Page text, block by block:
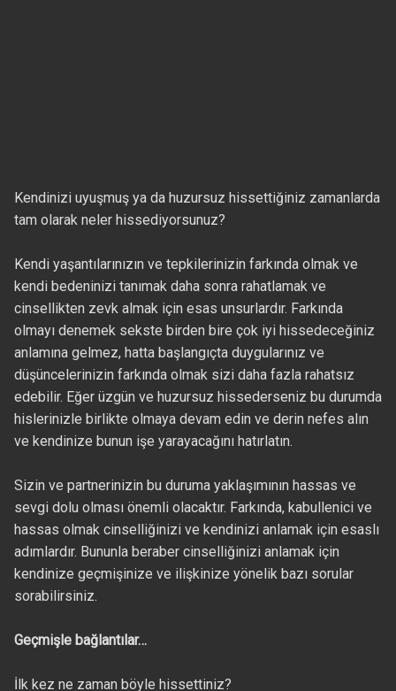
Kendinizi uyuşmuş ya da huzursuz hissettiğiniz zamanlarda
tam olarak neler hissediyorsunuz?
Kendi yaşantılarınızın ve tepkilerinizin farkında olmak ve
kendi bedeninizi tanımak daha sonra rahatlamak ve
cinsellikten zevk almak için esas unsurlardır. Farkında
olmayı denemek sekste birden bire çok iyi hissedeceğiniz
anlamına gelmez, hatta başlangıçta duygularınız ve
düşüncelerinizin farkında olmak sizi daha fazla rahatsız
edebilir. Eğer üzgün ve huzursuz hissederseniz bu durumda
hislerinizle birlikte olmaya devam edin ve derin nefes alın
ve kendinize bunun işe yarayacağını hatırlatın.
Sizin ve partnerinizin bu duruma yaklaşımının hassas ve
sevgi dolu olması önemli olacaktır. Farkında, kabullenici ve
hassas olmak cinselliğinizi ve kendinizi anlamak için esaslı
adımlardır. Bununla beraber cinselliğinizi anlamak için
kendinize geçmişinize ve ilişkinize yönelik bazı sorular
sorabilirsiniz.
Geçmişle bağlantılar…
İlk kez ne zaman böyle hissettiniz?